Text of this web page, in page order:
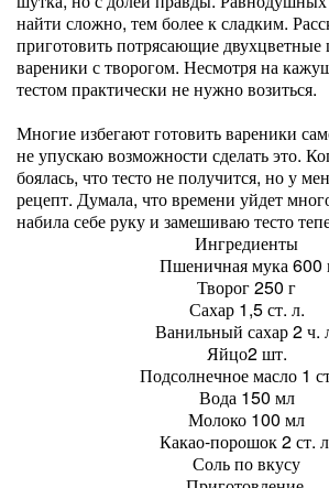
найти сложно, тем более к сладким.
приготовить потрясающие
вареники с творогом. Несмотря на
тестом практически не нужно возиться.
Многие избегают готовить вареники
не упускаю возможности сделать это.
боялась, что тесто не получится, но у
рецепт. Думала, что времени уйдет
набила себе руку и замешиваю тесто
Ингредиенты
Пшеничная мука 600
Творог 250 г
Сахар 1,5 ст. л.
Ванильный сахар 2 ч.
Яйцо2 шт.
Подсолнечное масло 1
Вода 150 мл
Молоко 100 мл
Какао-порошок 2 ст.
Соль по вкусу